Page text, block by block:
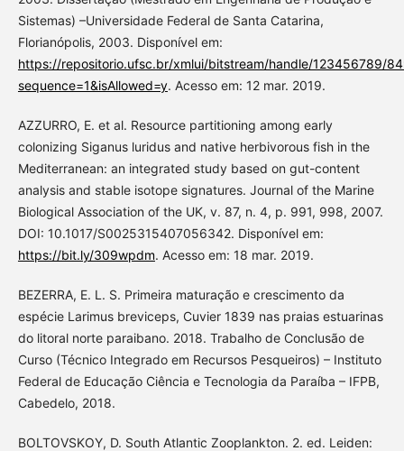
Sistemas) –Universidade Federal de Santa Catarina,
Florianópolis, 2003. Disponível em:
https://repositorio.ufsc.br/xmlui/bitstream/handle/123456789/
sequence=1&isAllowed=y. Acesso em: 12 mar. 2019.
AZZURRO, E. et al. Resource partitioning among early
colonizing Siganus luridus and native herbivorous fish in the
Mediterranean: an integrated study based on gut-content
analysis and stable isotope signatures. Journal of the Marine
Biological Association of the UK, v. 87, n. 4, p. 991, 998, 2007.
DOI: 10.1017/S0025315407056342. Disponível em:
https://bit.ly/309wpdm. Acesso em: 18 mar. 2019.
BEZERRA, E. L. S. Primeira maturação e crescimento da
espécie Larimus breviceps, Cuvier 1839 nas praias estuarinas
do litoral norte paraibano. 2018. Trabalho de Conclusão de
Curso (Técnico Integrado em Recursos Pesqueiros) – Instituto
Federal de Educação Ciência e Tecnologia da Paraíba – IFPB,
Cabedelo, 2018.
BOLTOVSKOY, D. South Atlantic Zooplankton. 2. ed. Leiden: